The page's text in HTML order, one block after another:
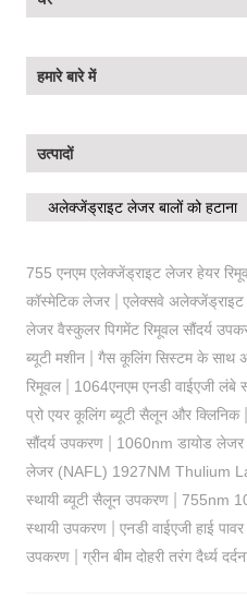
हमारे बारे में
उत्पादों
अलेक्जेंड्राइट लेजर बालों को हटाना
755 एनएम एलेक्जेंड्राइट लेजर हेयर
कॉस्मेटिक लेजर| एलेक्सवे अलेक्जेंड्राइट
लेजर वैस्कुलर पिगमेंट रिमूवल सौंदर्य
ब्यूटी मशीन| गैस कूलिंग सिस्टम के साथ
रिमूवल| 1064एनएम एनडी वाईएजी लंबे
प्रो एयर कूलिंग ब्यूटी सैलून और क्लिनिक|
सौंदर्य उपकरण| 1060nm डायोड लेजर
लेजर (NAFL) 1927NM Thulium
स्थायी ब्यूटी सैलून उपकरण| 755nm
स्थायी उपकरण| एनडी वाईएजी हाई
उपकरण| ग्रीन बीम दोहरी तरंग दैर्ध्य